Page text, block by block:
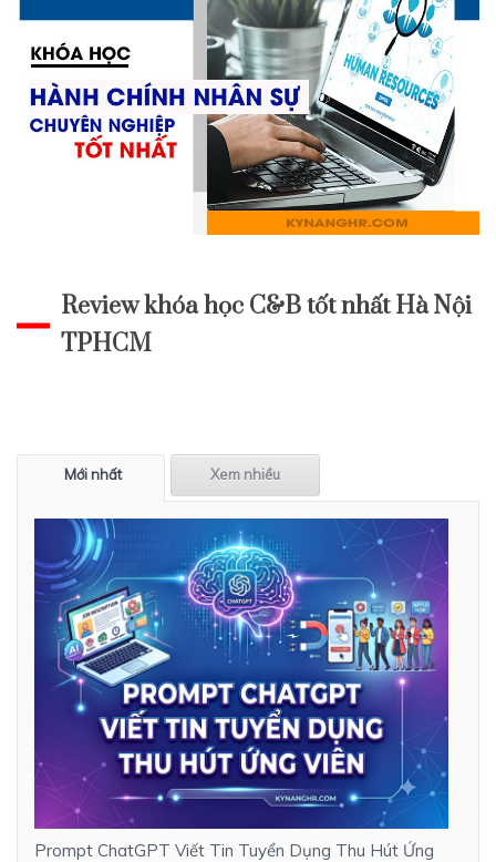
Review khóa học C&B tốt nhất Hà Nội
TPHCM
Mới nhất Xem nhiều
Prompt ChatGPT Viết Tin Tuyển Dụng Thu Hút Ứng